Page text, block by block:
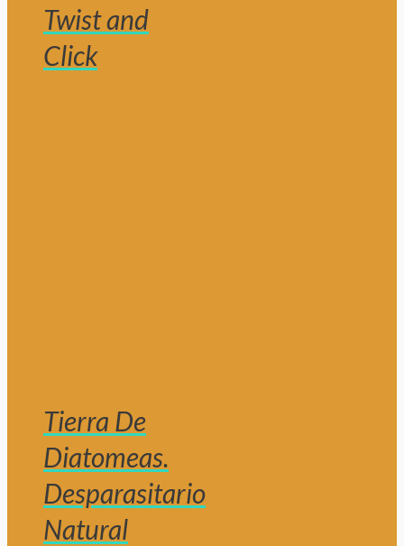
Twist and
Click
Tierra De
Diatomeas.
Desparasitario
Natural